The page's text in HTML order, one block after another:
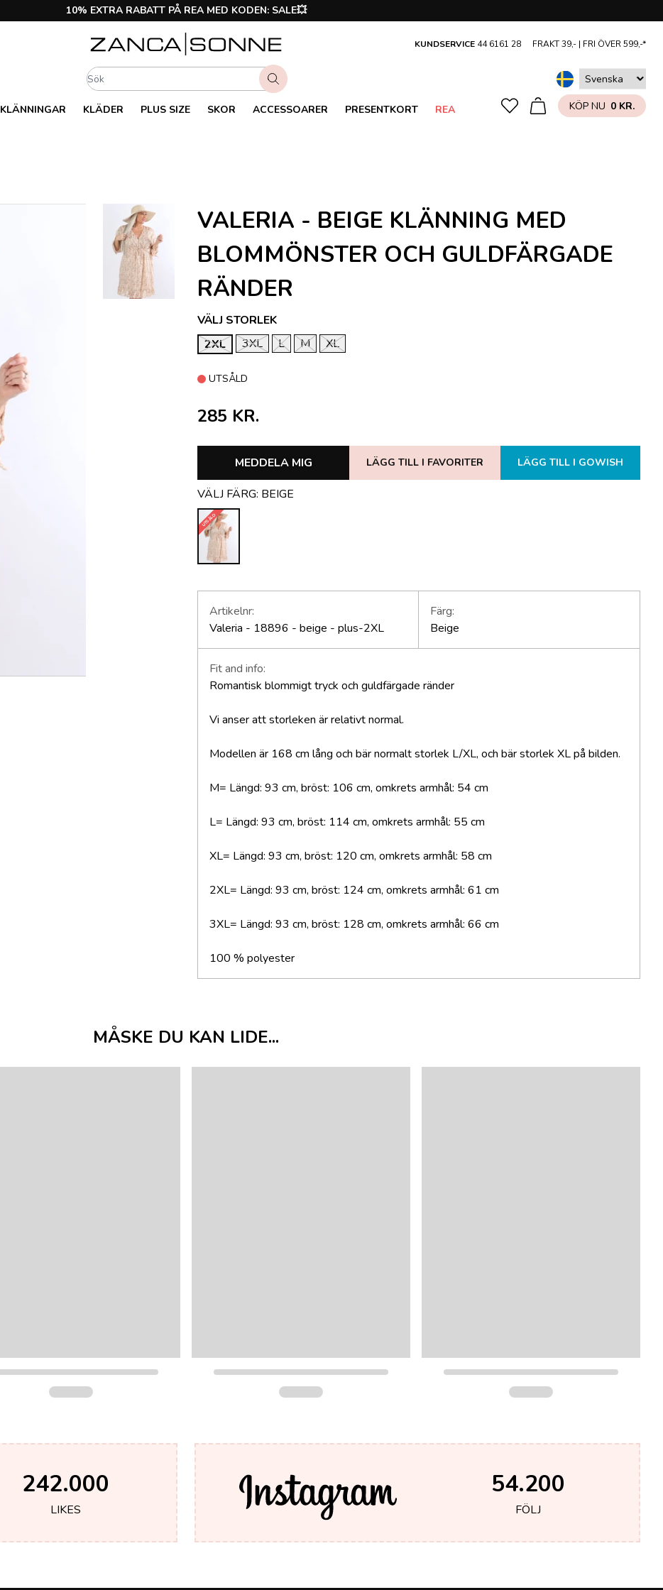
10% EXTRA RABATT PÅ REA MED KODEN: SALE💥
KUNDSERVICE 44 6161 28 FRAKT 39,- | FRI ÖVER 599,-*
KLÄNNINGAR KLÄDER PLUS SIZE SKOR ACCESSOARER PRESENTKORT REA KÖP NU 0 KR.
VALERIA - BEIGE KLÄNNING MED
BLOMMÖNSTER OCH GULDFÄRGADE
RÄNDER
VÄLJ STORLEK
2XL
3XL L M XL
UTSÅLD
285 KR.
MEDDELA MIG LÄGG TILL I FAVORITER LÄGG TILL I GOWISH
VÄLJ FÄRG: BEIGE
UTSÅLD
Artikelnr:
Valeria - 18896 - beige - plus-2XL
Färg:
Beige
Fit and info:
Romantisk blommigt tryck och guldfärgade ränder
Vi anser att storleken är relativt normal.
Modellen är 168 cm lång och bär normalt storlek L/XL, och bär storlek XL på bilden.
M= Längd: 93 cm, bröst: 106 cm, omkrets armhål: 54 cm
L= Längd: 93 cm, bröst: 114 cm, omkrets armhål: 55 cm
XL= Längd: 93 cm, bröst: 120 cm, omkrets armhål: 58 cm
2XL= Längd: 93 cm, bröst: 124 cm, omkrets armhål: 61 cm
3XL= Längd: 93 cm, bröst: 128 cm, omkrets armhål: 66 cm
100 % polyester
MÅSKE DU KAN LIDE...
242.000
LIKES
54.200
FÖLJ